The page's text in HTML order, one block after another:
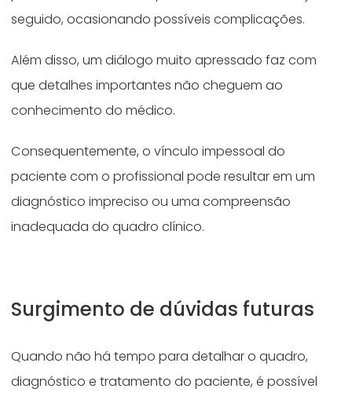
seguido, ocasionando possíveis complicações.
Além disso, um diálogo muito apressado faz com
que detalhes importantes não cheguem ao
conhecimento do médico.
Consequentemente, o vínculo impessoal do
paciente com o profissional pode resultar em um
diagnóstico impreciso ou uma compreensão
inadequada do quadro clínico.
Surgimento de dúvidas futuras
Quando não há tempo para detalhar o quadro,
diagnóstico e tratamento do paciente, é possível